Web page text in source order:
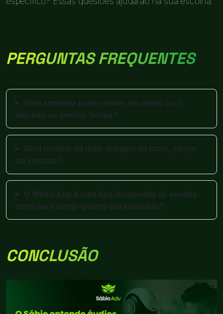
PERGUNTAS FREQUENTES
Uma empresa pode vender no varejo e no
atacado ao mesmo tempo?
Qual modelo dá mais margem de lucro, varejo
ou atacado?
O WhatsApp é uma boa ferramenta de vendas
tanto para varejo quanto para atacado?
CONCLUSÃO